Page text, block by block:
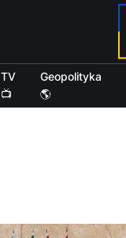
TV
📺
Geopolityka
🌎